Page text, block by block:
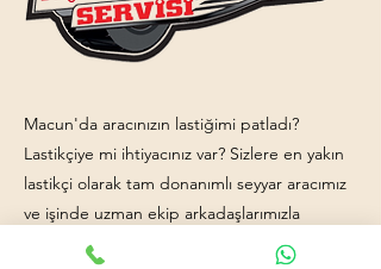
Macun'da aracınızın lastiğimi patladı?
Lastikçiye mi ihtiyacınız var? Sizlere en yakın
lastikçi olarak tam donanımlı seyyar aracımız
ve işinde uzman ekip arkadaşlarımızla
hizmetinizdeyiz. İletişim:
0531 810 0570